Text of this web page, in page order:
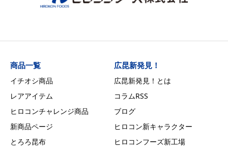
商品一覧
イチオシ商品
レアアイテム
ヒロコンチャレンジ商品
新商品ページ
とろろ昆布
広昆新発見！
広昆新発見！とは
コラムRSS
ブログ
ヒロコン新キャラクター
ヒロコンフーズ新工場